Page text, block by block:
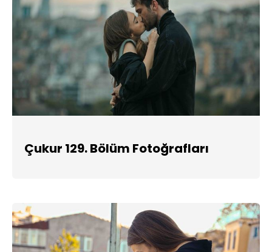
Çukur 129. Bölüm Fotoğrafları